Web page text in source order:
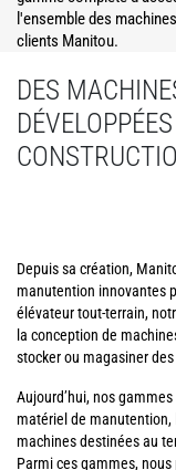
l'ensemble des
clients Manitou.
DES
Depuis sa création,
manutention innovantes
élévateur tout-terrain,
la conception de
stocker ou magasiner
Aujourd’hui, nos
matériel de manutention,
machines destinées au
Parmi ces gammes,